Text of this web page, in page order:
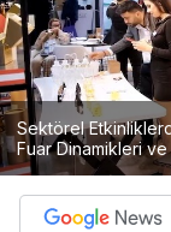
Sektörel
Fuar Dinamikleri